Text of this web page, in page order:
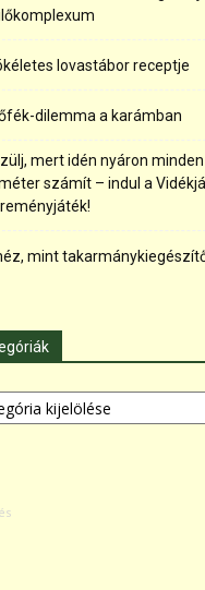
lovastábor receptje
dilemma a karámban
mert idén nyáron
számít – indul a
mint